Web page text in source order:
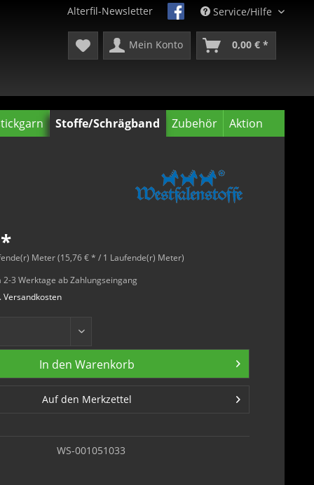
Service/Hilfe
Alterfil-Newsletter
Mein Konto 0,00 € *
Stoffe/Schrägband Zubehör Aktion
Meter (15,76 € * / 1 Laufende(r) Meter)
3 Werktage ab Zahlungseingang
Versandkosten
In den Warenkorb
Auf den Merkzettel
WS-001051033